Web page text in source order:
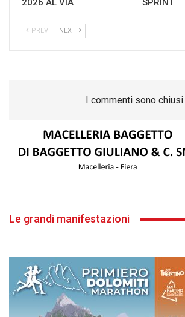
2026 AL VIA
SPRINT
PREV NEXT
I commenti sono chiusi.
Le grandi manifestazioni